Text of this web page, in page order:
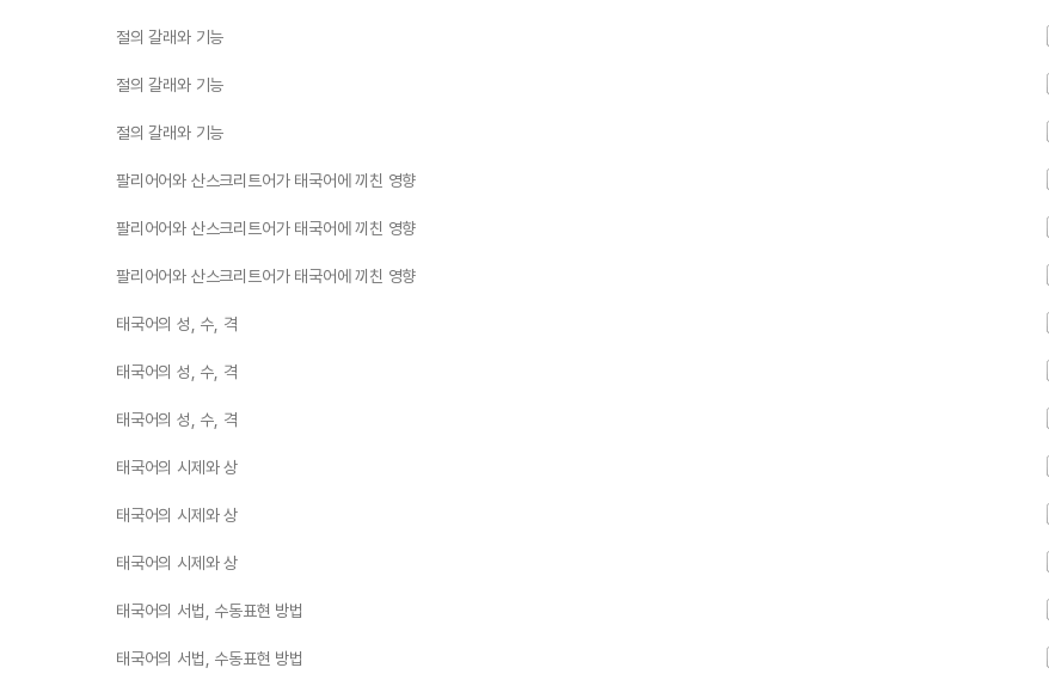
절의 갈래와 기능
절의 갈래와 기능
절의 갈래와 기능
팔리어어와 산스크리트어가 태국어에 끼친 영향
팔리어어와 산스크리트어가 태국어에 끼친 영향
팔리어어와 산스크리트어가 태국어에 끼친 영향
태국어의 성, 수, 격
태국어의 성, 수, 격
태국어의 성, 수, 격
태국어의 시제와 상
태국어의 시제와 상
태국어의 시제와 상
태국어의 서법, 수동표현 방법
태국어의 서법, 수동표현 방법